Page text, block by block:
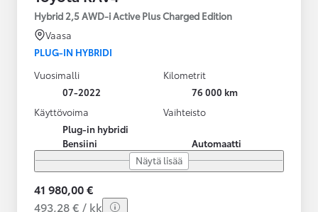
Hybrid 2,5 AWD-i Active Plus Charged Edition
Vaasa
PLUG-IN HYBRIDI
Vuosimalli
07-2022
Kilometrit
76 000 km
Käyttövoima
Plug-in hybridi
Bensiini
Vaihteisto
Automaatti
Näytä lisää
41 980,00 €
493,28 € / kk